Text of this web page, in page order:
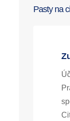
Pasty na